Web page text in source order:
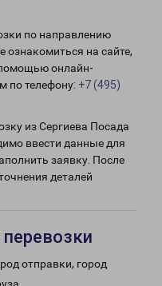
по направлению
ознакомиться на сайте,
помощью онлайн-
по телефону: +7 (495)
из Сергиева Посада
ввести данные для
заявку. После
деталей
отправки, город